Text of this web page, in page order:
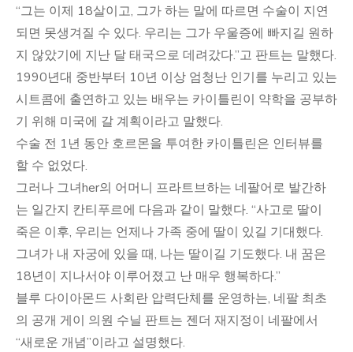
“그는 이제 18살이고, 그가 하는 말에 따르면 수술이 지연
되면 못생겨질 수 있다. 우리는 그가 우울증에 빠지길 원하
지 않았기에 지난 달 태국으로 데려갔다.”고 판트는 말했다.
1990년대 중반부터 10년 이상 엄청난 인기를 누리고 있는
시트콤에 출연하고 있는 배우는 카이틀린이 약학을 공부하
기 위해 미국에 갈 계획이라고 말했다.
수술 전 1년 동안 호르몬을 투여한 카이틀린은 인터뷰를
할 수 없었다.
그러나 그녀her의 어머니 프라트브하는 네팔어로 발간하
는 일간지 칸티푸르에 다음과 같이 말했다. “사고로 딸이
죽은 이후, 우리는 언제나 가족 중에 딸이 있길 기대했다.
그녀가 내 자궁에 있을 때, 나는 딸이길 기도했다. 내 꿈은
18년이 지나서야 이루어졌고 난 매우 행복하다.”
블루 다이아몬드 사회란 압력단체를 운영하는, 네팔 최초
의 공개 게이 의원 수닐 판트는 젠더 재지정이 네팔에서
“새로운 개념”이라고 설명했다.